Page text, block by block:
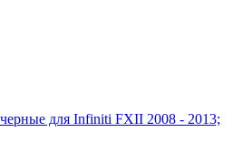
для Infiniti FXII 2008 - 2013;